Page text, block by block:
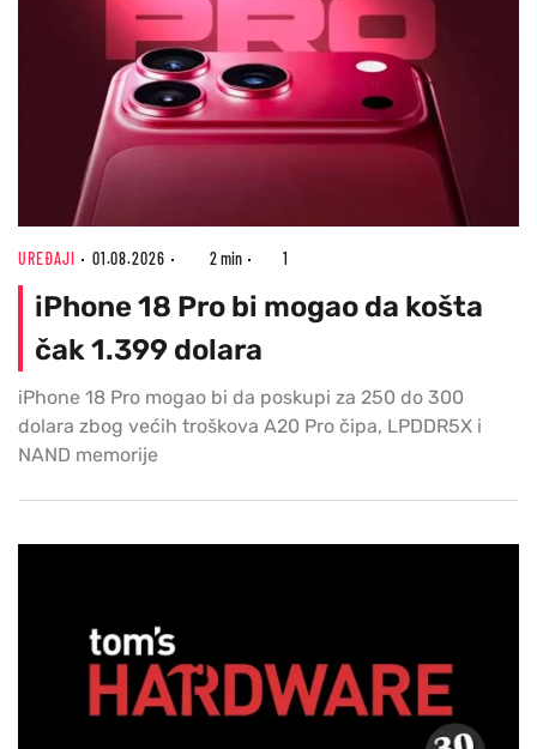
UREĐAJI 01.08.2026 2 min 1
iPhone 18 Pro bi mogao da košta
čak 1.399 dolara
iPhone 18 Pro mogao bi da poskupi za 250 do 300
dolara zbog većih troškova A20 Pro čipa, LPDDR5X i
NAND memorije